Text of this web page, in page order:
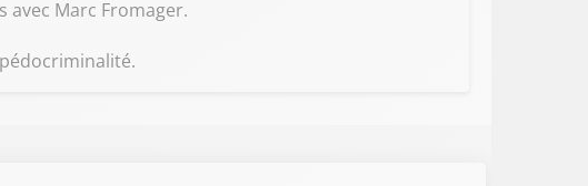
avec Marc Fromager.